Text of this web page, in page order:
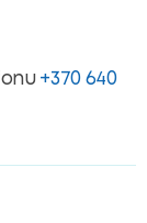
+370 640